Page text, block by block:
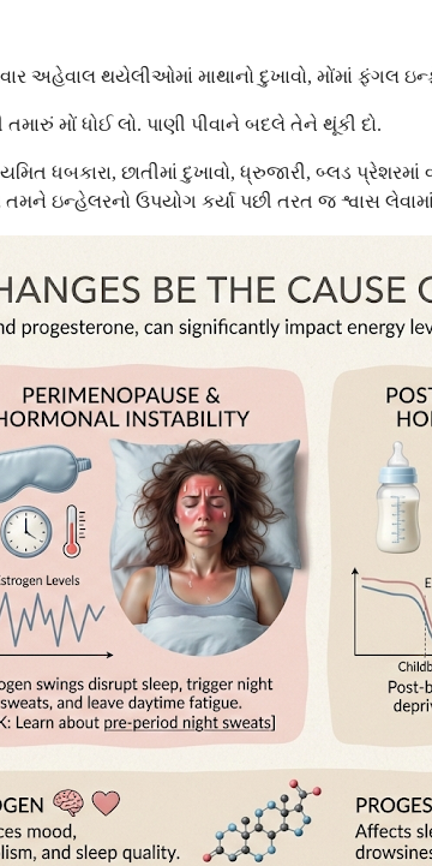
અહેવાલ થયેલીઓમાં માથાનો દુખાવો, મોંમાં
મોં ધોઈ લો. પાણી પીવાને બદલે તેને થૂંકી દો.
છાતીમાં દુખાવો, ધ્રુજારી, બ્લડ પ્રેશરમાં
ઇન્હેલરનો ઉપયોગ કર્યા પછી તરત જ શ્વાસ